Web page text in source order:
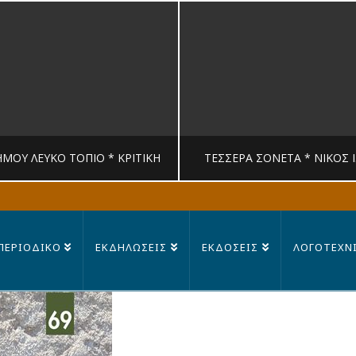
ΛΕΥΚΟ ΤΟΠΙΟ * ΚΡΙΤΙΚΉ
MANDRAGORAS
23 ΙΟΥΛΊΟΥ, 2026
ΤΈΣΣΕΡΑ ΣΟΝΈΤΑ * ΝΊΚΟΣ
ΕΚΔΗΛΩΣΕΙΣ ΕΚΔΟΣΕΙΣ